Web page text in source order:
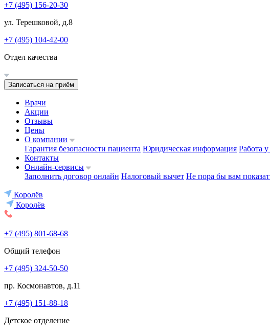
+7 (495) 156-20-30
ул. Терешковой, д.8
+7 (495) 104-42-00
Отдел качества
Записаться на приём
Врачи
Акции
Отзывы
Цены
О компании
Гарантия безопасности пациента Юридическая информация Работа
Контакты
Онлайн-сервисы
Заполнить договор онлайн Налоговый вычет Не пора бы вам
Королёв
Королёв
+7 (495) 801-68-68
Общий телефон
+7 (495) 324-50-50
пр. Космонавтов, д.11
+7 (495) 151-88-18
Детское отделение